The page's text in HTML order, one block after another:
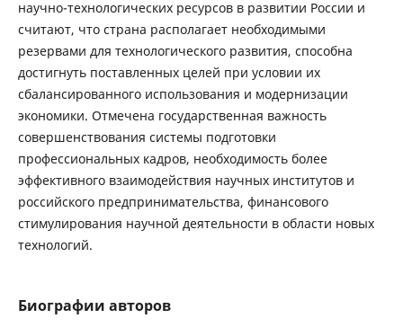
научно-технологических ресурсов в развитии России и
считают, что страна располагает необходимыми
резервами для технологического развития, способна
достигнуть поставленных целей при условии их
сбалансированного использования и модернизации
экономики. Отмечена государственная важность
совершенствования системы подготовки
профессиональных кадров, необходимость более
эффективного взаимодействия научных институтов и
российского предпринимательства, финансового
стимулирования научной деятельности в области новых
технологий.
Биографии авторов